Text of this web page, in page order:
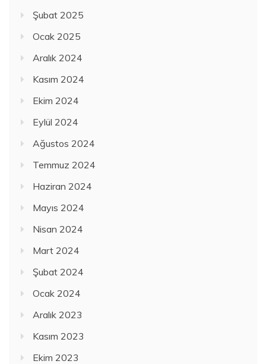
Şubat 2025
Ocak 2025
Aralık 2024
Kasım 2024
Ekim 2024
Eylül 2024
Ağustos 2024
Temmuz 2024
Haziran 2024
Mayıs 2024
Nisan 2024
Mart 2024
Şubat 2024
Ocak 2024
Aralık 2023
Kasım 2023
Ekim 2023